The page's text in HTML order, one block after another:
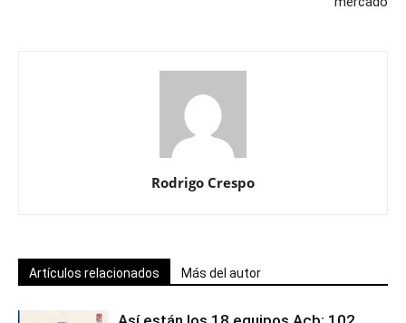
Rodrigo Crespo
Artículos relacionados Más del autor